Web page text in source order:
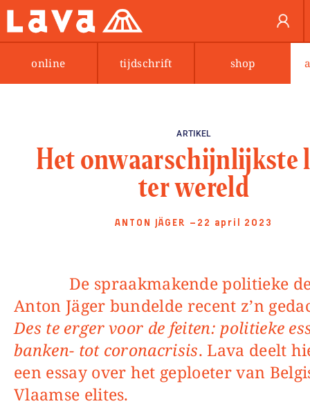
online tijdschrift shop
ARTIKEL
Het onwaarschijnlijkste
ter wereld
ANTON JÄGER —22 april 2023
De spraakmakende politieke denker
Anton Jäger bundelde recent z’n
Des te erger voor de feiten: politieke
banken- tot coronacrisis. Lava deelt
een essay over het geploeter van
Vlaamse elites.